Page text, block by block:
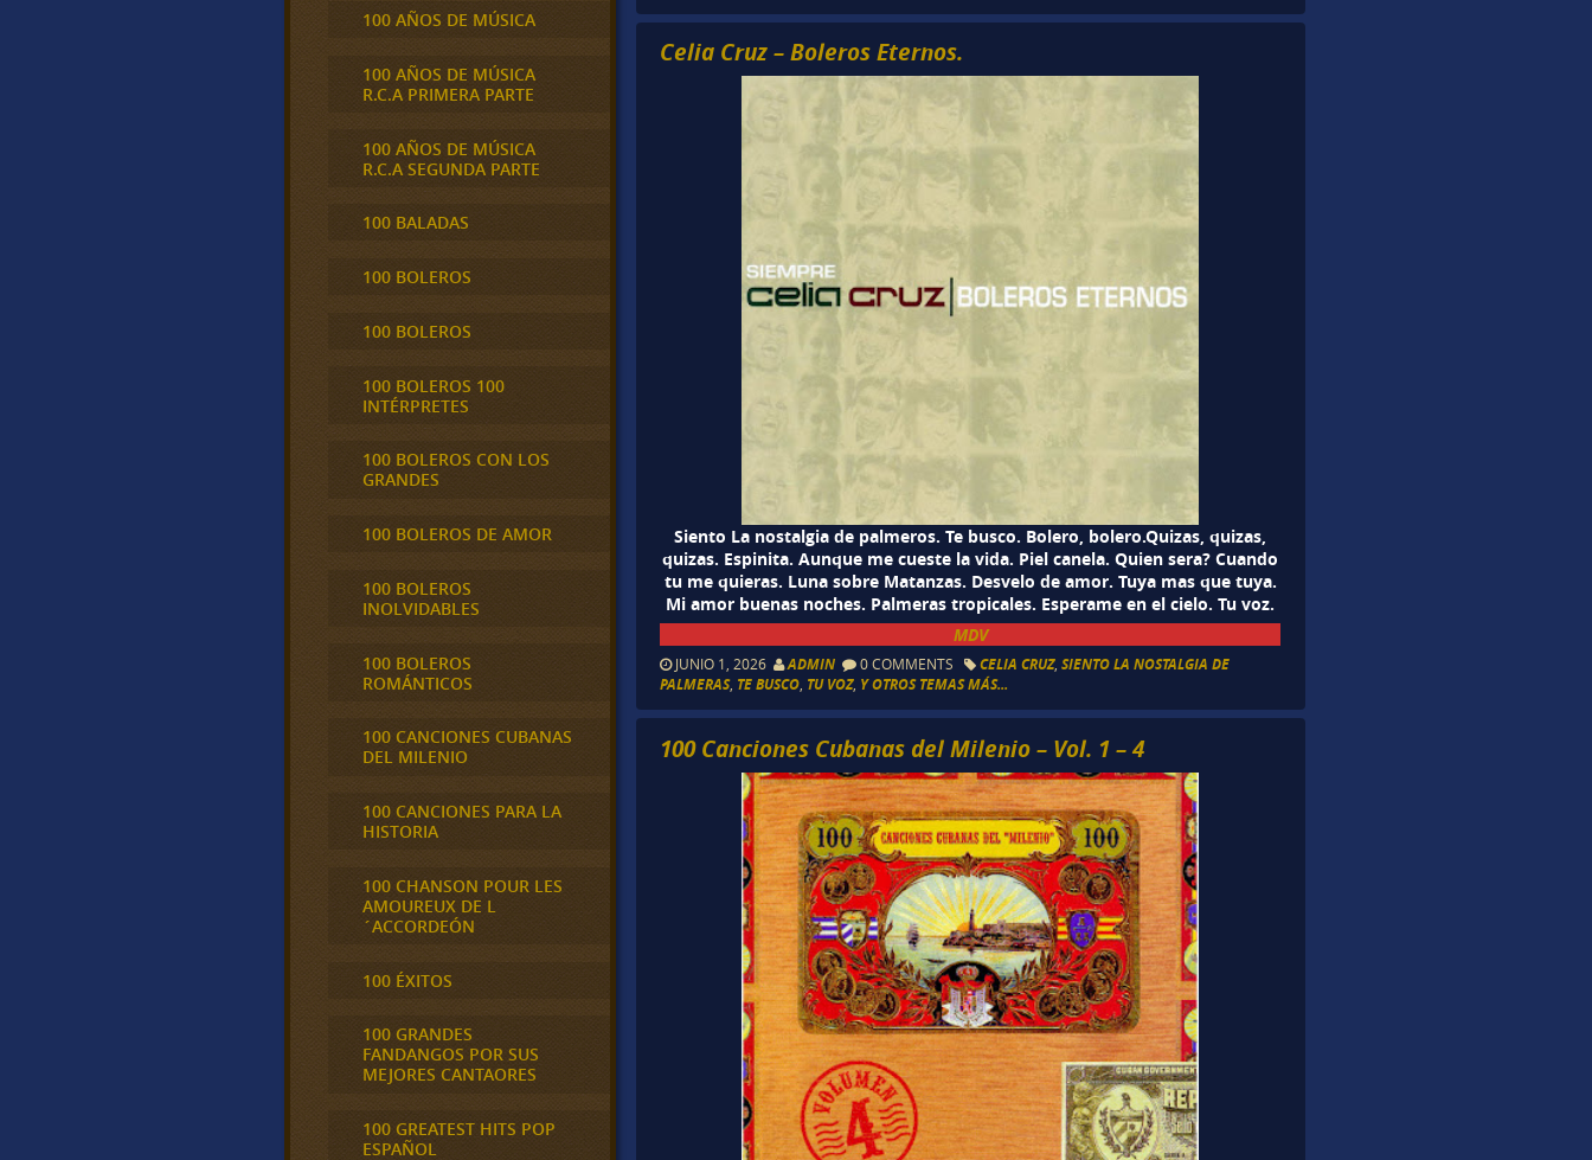
Celia Cruz – Boleros Eternos.
Siento La nostalgia de palmeros. Te busco. Bolero, bolero.Quizas, quizas,
quizas. Espinita. Aunque me cueste la vida. Piel canela. Quien sera? Cuando
tu me quieras. Luna sobre Matanzas. Desvelo de amor. Tuya mas que tuya.
Mi amor buenas noches. Palmeras tropicales. Esperame en el cielo. Tu voz.
MDV
JUNIO 1, 2026 ADMIN 0 COMMENTS CELIA CRUZ,SIENTO LA NOSTALGIA DE
PALMERAS, TE BUSCO TU VOZ, Y OTROS TEMAS MÁS...
100 Canciones Cubanas del Milenio – Vol. 1 – 4
100 AÑOS DE MÚSICA
100 AÑOS DE MÚSICA
R.C.A PRIMERA PARTE
100 AÑOS DE MÚSICA
R.C.A SEGUNDA PARTE
100 BALADAS
100 BOLEROS
100 BOLEROS
100 BOLEROS 100
INTÉRPRETES
100 BOLEROS CON LOS
GRANDES
100 BOLEROS DE AMOR
100 BOLEROS
INOLVIDABLES
100 BOLEROS
ROMÁNTICOS
100 CANCIONES CUBANAS
DEL MILENIO
100 CANCIONES PARA LA
HISTORIA
100 CHANSON POUR LES
AMOUREUX DE L
´ACCORDEÓN
100 ÉXITOS
100 GRANDES
FANDANGOS POR SUS
MEJORES CANTAORES
100 GREATEST HITS POP
ESPAÑOL